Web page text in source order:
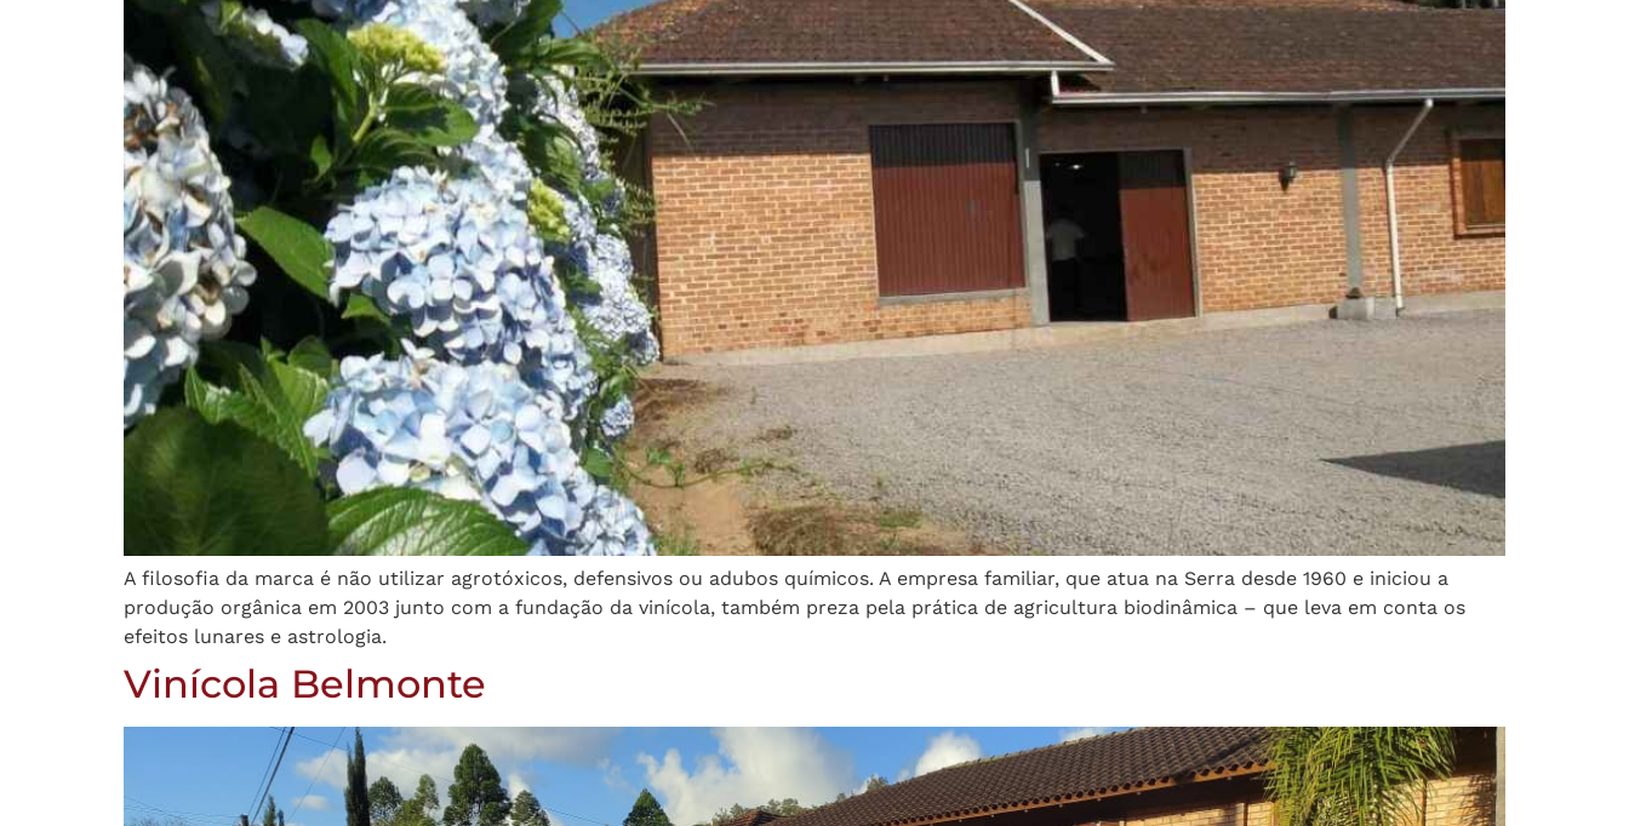
A filosofia da marca é não utilizar agrotóxicos, defensivos ou adubos químicos. A empresa familiar, que atua na Serra desde 1960 e iniciou a
produção orgânica em 2003 junto com a fundação da vinícola, também preza pela prática de agricultura biodinâmica – que leva em conta os
efeitos lunares e astrologia.
Vinícola Belmonte